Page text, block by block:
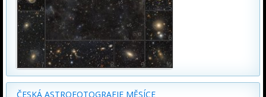
ČESKÁ ASTROFOTOGRAFIE MĚSÍCE